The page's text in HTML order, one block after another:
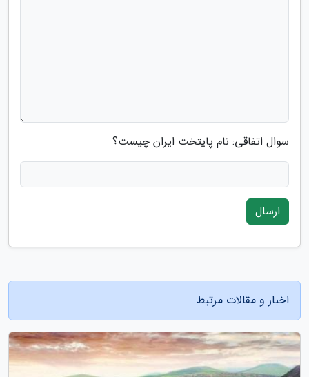
سوال اتفاقی: نام پایتخت ایران چیست؟
ارسال
اخبار و مقالات مرتبط